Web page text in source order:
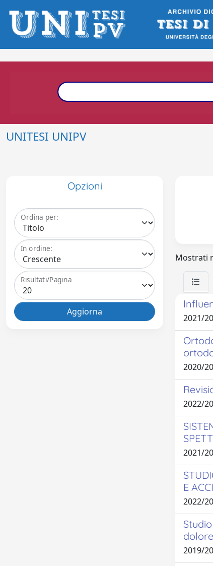
UNITESI UNIPV
Opzioni
Ordina per:
In ordine:
Risultati/Pagina
Mostrati
2021/
2020/
2022/
2021/
E
2022/
2019/